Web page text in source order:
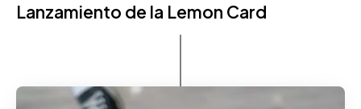
Lanzamiento de la Lemon Card